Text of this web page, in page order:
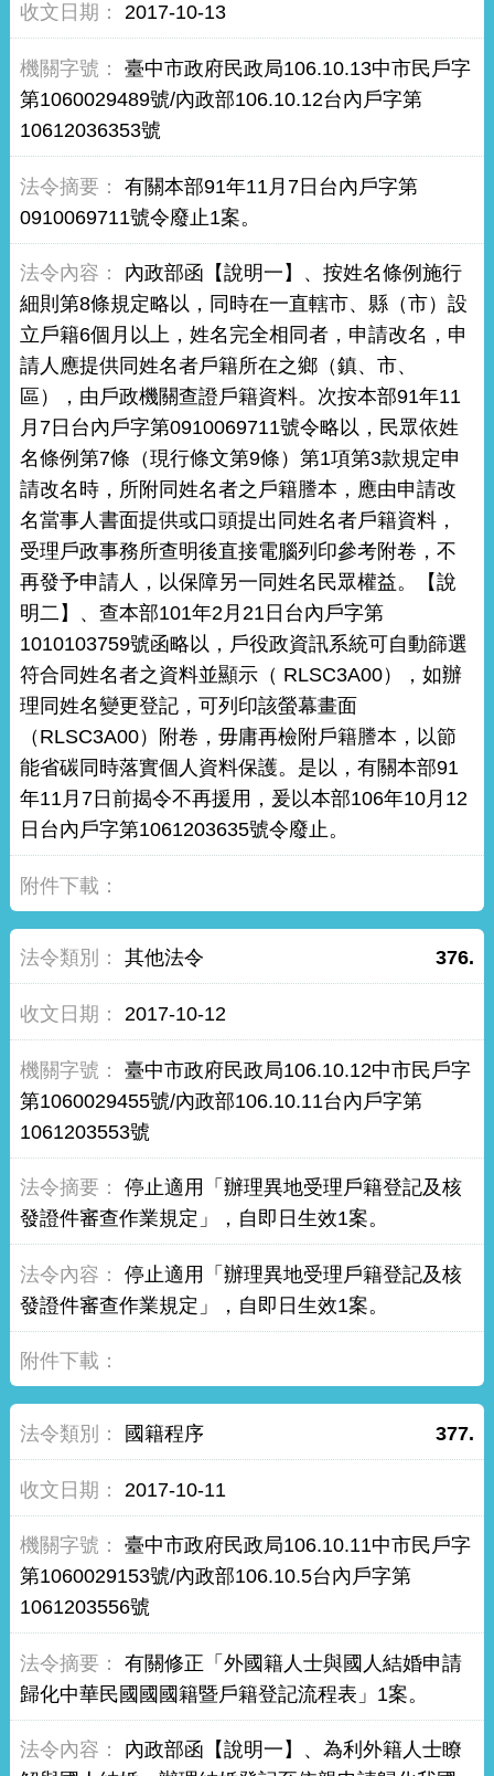
2017-10-13
臺中市政府民政局106.10.13中市民戶字
第1060029489號/內政部106.10.12台內戶字第
10612036353號
有關本部91年11月7日台內戶字第
0910069711號令廢止1案。
內政部函【說明一】、按姓名條例施行
細則第8條規定略以，同時在一直轄市、縣（市）設
立戶籍6個月以上，姓名完全相同者，申請改名，申
請人應提供同姓名者戶籍所在之鄉（鎮、市、
區），由戶政機關查證戶籍資料。次按本部91年11
月7日台內戶字第0910069711號令略以，民眾依姓
名條例第7條（現行條文第9條）第1項第3款規定申
請改名時，所附同姓名者之戶籍謄本，應由申請改
名當事人書面提供或口頭提出同姓名者戶籍資料，
受理戶政事務所查明後直接電腦列印參考附卷，不
再發予申請人，以保障另一同姓名民眾權益。【說
明二】、查本部101年2月21日台內戶字第
1010103759號函略以，戶役政資訊系統可自動篩選
符合同姓名者之資料並顯示（ RLSC3A00），如辦
理同姓名變更登記，可列印該螢幕畫面
（RLSC3A00）附卷，毋庸再檢附戶籍謄本，以節
能省碳同時落實個人資料保護。是以，有關本部91
年11月7日前揭令不再援用，爰以本部106年10月12
日台內戶字第1061203635號令廢止。
376.
其他法令
2017-10-12
臺中市政府民政局106.10.12中市民戶字
第1060029455號/內政部106.10.11台內戶字第
1061203553號
停止適用「辦理異地受理戶籍登記及核
發證件審查作業規定」，自即日生效1案。
停止適用「辦理異地受理戶籍登記及核
發證件審查作業規定」，自即日生效1案。
377.
國籍程序
2017-10-11
臺中市政府民政局106.10.11中市民戶字
第1060029153號/內政部106.10.5台內戶字第
1061203556號
有關修正「外國籍人士與國人結婚申請
歸化中華民國國國籍暨戶籍登記流程表」1案。
內政部函【說明一】、為利外籍人士瞭